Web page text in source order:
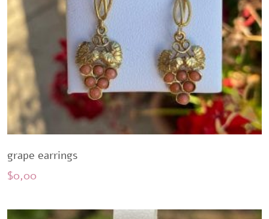
grape earrings
$0,00